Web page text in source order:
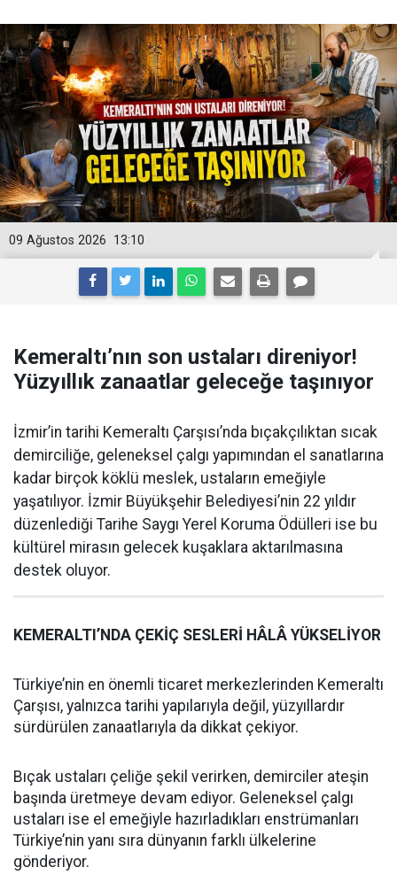
13:10
09 Ağustos 2026
Kemeraltı’nın son ustaları direniyor!
Yüzyıllık zanaatlar geleceğe taşınıyor
İzmir’in tarihi Kemeraltı Çarşısı’nda bıçakçılıktan sıcak
demirciliğe, geleneksel çalgı yapımından el sanatlarına
kadar birçok köklü meslek, ustaların emeğiyle
yaşatılıyor. İzmir Büyükşehir Belediyesi’nin 22 yıldır
düzenlediği Tarihe Saygı Yerel Koruma Ödülleri ise bu
kültürel mirasın gelecek kuşaklara aktarılmasına
destek oluyor.
KEMERALTI’NDA ÇEKİÇ SESLERİ HÂLÂ YÜKSELİYOR
Türkiye’nin en önemli ticaret merkezlerinden Kemeraltı
Çarşısı, yalnızca tarihi yapılarıyla değil, yüzyıllardır
sürdürülen zanaatlarıyla da dikkat çekiyor.
Bıçak ustaları çeliğe şekil verirken, demirciler ateşin
başında üretmeye devam ediyor. Geleneksel çalgı
ustaları ise el emeğiyle hazırladıkları enstrümanları
Türkiye’nin yanı sıra dünyanın farklı ülkelerine
gönderiyor.